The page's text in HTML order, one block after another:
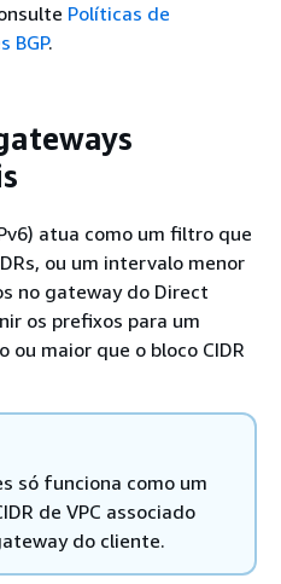
Políticas de
BGP.
atua como um filtro que
ou um intervalo menor
no gateway do Direct
os prefixos para um
maior que o bloco CIDR
só funciona como um
de VPC associado
do cliente.